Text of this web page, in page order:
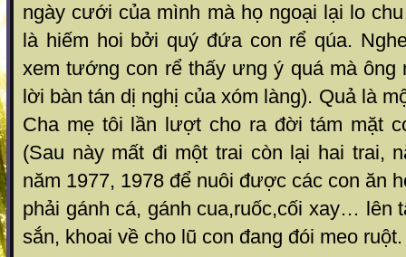
n gày cưới của mình mà họ ngoại l ại lo
l à hiếm hoi bởi quý đứa con rể qúa .
xem tướng con rể thấy ưng ý quá mà ông
lời bàn tán dị nghị của xóm làng). Quả là
Cha mẹ tôi l ần lượt cho ra đời tám mặt
(Sau này mất đi một tr ai còn lại hai trai,
năm 1977, 1978 để nuôi được cá c con ăn
ph ải gánh cá, gánh cua,ruốc,cối xay… lên
sắn, khoai về cho lũ con đang đói meo ruộ t.